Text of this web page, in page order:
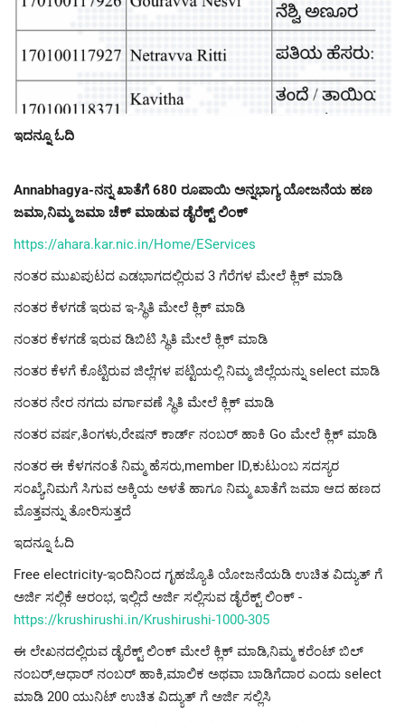
ಇದನ್ನೂ ಓದಿ
Annabhagya-ನನ್ನ ಖಾತೆಗೆ 680 ರೂಪಾಯಿ ಅನ್ನಭಾಗ್ಯ ಯೋಜನೆಯ ಹಣ
ಜಮಾ,ನಿಮ್ಮ ಜಮಾ ಚೆಕ್ ಮಾಡುವ ಡೈರೆಕ್ಟ್ ಲಿಂಕ್
https://ahara.kar.nic.in/Home/EServices
ನಂತರ ಮುಖಪುಟದ ಎಡಭಾಗದಲ್ಲಿರುವ 3 ಗೆರೆಗಳ ಮೇಲೆ ಕ್ಲಿಕ್ ಮಾಡಿ
ನಂತರ ಕೆಳಗಡೆ ಇರುವ ಇ-ಸ್ಥಿತಿ ಮೇಲೆ ಕ್ಲಿಕ್ ಮಾಡಿ
ನಂತರ ಕೆಳಗಡೆ ಇರುವ ಡಿಬಿಟಿ ಸ್ಥಿತಿ ಮೇಲೆ ಕ್ಲಿಕ್ ಮಾಡಿ
ನಂತರ ಕೆಳಗೆ ಕೊಟ್ಟಿರುವ ಜಿಲ್ಲೆಗಳ ಪಟ್ಟಿಯಲ್ಲಿ ನಿಮ್ಮ ಜಿಲ್ಲೆಯನ್ನು select ಮಾಡಿ
ನಂತರ ನೇರ ನಗದು ವರ್ಗಾವಣೆ ಸ್ಥಿತಿ ಮೇಲೆ ಕ್ಲಿಕ್ ಮಾಡಿ
ನಂತರ ವರ್ಷ,ತಿಂಗಳು,ರೇಷನ್ ಕಾರ್ಡ್ ನಂಬರ್ ಹಾಕಿ Go ಮೇಲೆ ಕ್ಲಿಕ್ ಮಾಡಿ
ನಂತರ ಈ ಕೆಳಗನಂತೆ ನಿಮ್ಮ ಹೆಸರು,member ID,ಕುಟುಂಬ ಸದಸ್ಯರ
ಸಂಖ್ಯೆ,ನಿಮಗೆ ಸಿಗುವ ಅಕ್ಕಿಯ ಅಳತೆ ಹಾಗೂ ನಿಮ್ಮ ಖಾತೆಗೆ ಜಮಾ ಆದ ಹಣದ
ಮೊತ್ತವನ್ನು ತೋರಿಸುತ್ತದೆ
ಇದನ್ನೂ ಓದಿ
Free electricity-ಇಂದಿನಿಂದ ಗೃಹಜ್ಯೊತಿ ಯೋಜನೆಯಡಿ ಉಚಿತ ವಿದ್ಯುತ್ ಗೆ
ಅರ್ಜಿ ಸಲ್ಲಿಕೆ ಆರಂಭ, ಇಲ್ಲಿದೆ ಅರ್ಜಿ ಸಲ್ಲಿಸುವ ಡೈರೆಕ್ಟ್ ಲಿಂಕ್ -
https://krushirushi.in/Krushirushi-1000-305
ಈ ಲೇಖನದಲ್ಲಿರುವ ಡೈರೆಕ್ಟ್ ಲಿಂಕ್ ಮೇಲೆ ಕ್ಲಿಕ್ ಮಾಡಿ,ನಿಮ್ಮ ಕರೆಂಟ್ ಬಿಲ್
ನಂಬರ್,ಆಧಾರ್ ನಂಬರ್ ಹಾಕಿ,ಮಾಲಿಕ ಅಥವಾ ಬಾಡಿಗೆದಾರ ಎಂದು select
ಮಾಡಿ 200 ಯುನಿಟ್ ಉಚಿತ ವಿದ್ಯುತ್ ಗೆ ಅರ್ಜಿ ಸಲ್ಲಿಸಿ